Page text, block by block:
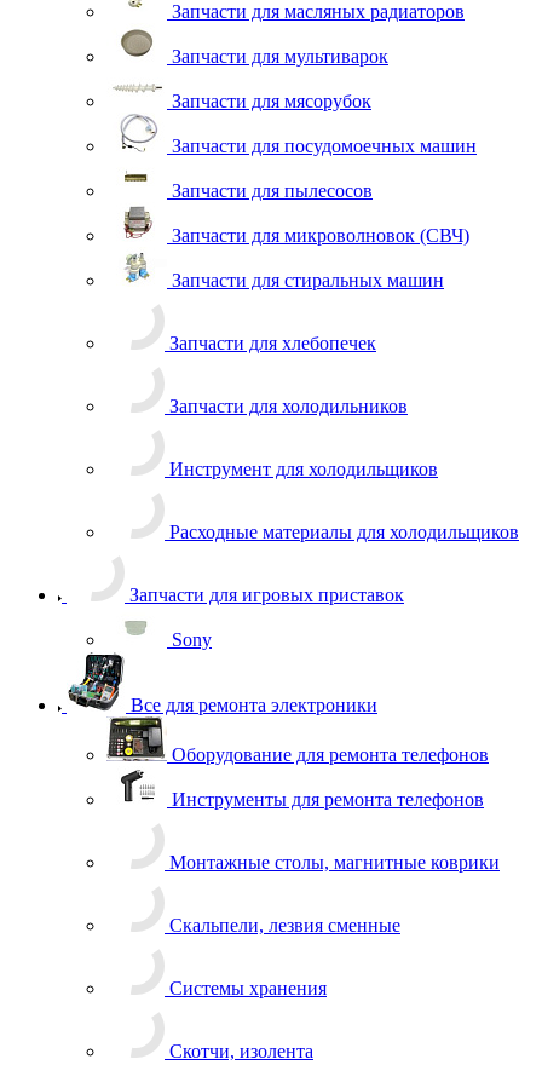
Запчасти для масляных радиаторов
Запчасти для мультиварок
Запчасти для мясорубок
Запчасти для посудомоечных машин
Запчасти для пылесосов
Запчасти для микроволновок (СВЧ)
Запчасти для стиральных машин
Инструмент для холодильщиков
Расходные материалы для холодильщиков
Запчасти для игровых приставок
Все для ремонта электроники
Монтажные столы, магнитные коврики
Скальпели, лезвия сменные
Системы хранения
Тачскрины